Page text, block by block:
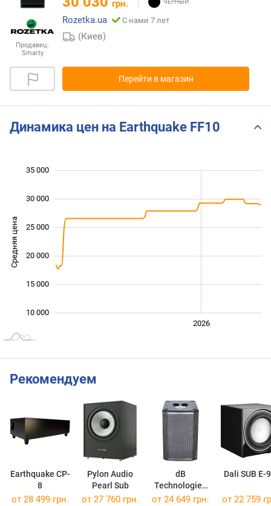
Продавец:
Smarty
грн.
Rozetka.ua
С нами 7 лет
(Киев)
Перейти в магазин
Динамика цен на Earthquake FF10
Средняя цена
10 000
15 000
20 000
25 000
30 000
35 000
2026
Рекомендуем
Earthquake CP-
8
Pylon Audio
Pearl Sub
dB
Technologies
Sub 612
Dali SUB E-
от 28 499 грн. от 27 760 грн. от 24 649 грн. от 22 759